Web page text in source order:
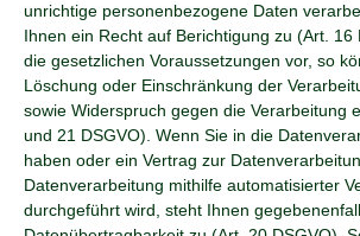
unrichtige personenbezogene Daten
Ihnen ein Recht auf Berichtigung zu (Art. 16
die gesetzlichen Voraussetzungen vor, so
Löschung oder Einschränkung der
sowie Widerspruch gegen die Verarbeitung
und 21 DSGVO). Wenn Sie in die
haben oder ein Vertrag zur
Datenverarbeitung mithilfe automatisierter
durchgeführt wird, steht Ihnen